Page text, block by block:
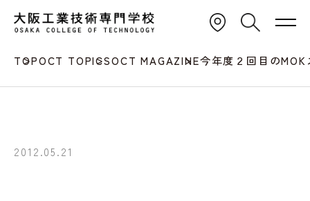
TOPOCT TOPICSOCT MAGAZINE今年度２回目の
2012.05.21